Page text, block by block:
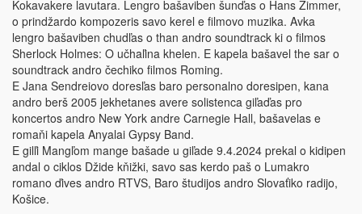
Kokavakere lavutara. Lengro bašaviben šunďas o Hans Zimmer,
o prindžardo kompozeris savo kerel e filmovo muzika. Avka
lengro bašaviben chudľas o than andro soundtrack ki o filmos
Sherlock Holmes: O učhaľina khelen. E kapela bašavel the sar o
soundtrack andro čechiko filmos Roming.
E Jana Sendreiovo doresľas baro personalno doresipen, kana
andro berš 2005 jekhetanes avere solistenca giľaďas pro
koncertos andro New York andre Carnegie Hall, bašavelas e
romaňi kapela Anyalai Gypsy Band.
E gilľi Mangľom mange bašade u giľade 9.4.2024 prekal o kidipen
andal o ciklos Džide kňižki, savo sas kerdo paš o Lumakro
romano ďives andro RTVS, Baro študijos andro Slovaťiko radijo,
Košice.